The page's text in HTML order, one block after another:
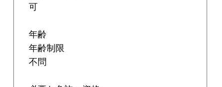
可
年齢
年齢制限
不問